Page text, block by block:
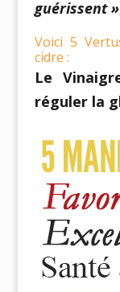
guérissent »
Voici 5
cidre :
Le
réguler la